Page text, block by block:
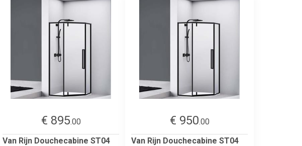
€ 895.00
Van Rijn Douchecabine ST04
€ 950.00
Van Rijn Douchecabine ST04